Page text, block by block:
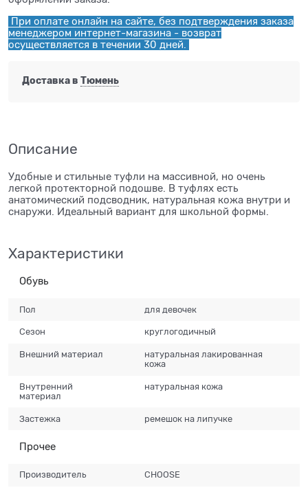
При оплате онлайн на сайте, без подтверждения заказа
менеджером интернет-магазина - возврат
осуществляется в течении 30 дней.
Доставка в Тюмень
Описание
Удобные и стильные туфли на массивной, но очень
легкой протекторной подошве. В туфлях есть
анатомический подсводник, натуральная кожа внутри и
снаружи. Идеальный вариант для школьной формы.
Характеристики
Обувь
Пол для девочек
Сезон круглогодичный
Внешний материал
натуральная лакированная
кожа
Внутренний
материал
натуральная кожа
Застежка ремешок на липучке
Прочее
Производитель CHOOSE